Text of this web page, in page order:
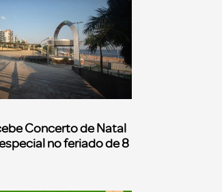
Concerto de Natal
no feriado de 8